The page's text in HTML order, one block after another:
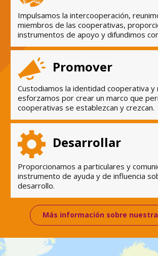
Impulsamos la intercooperación,
miembros de las cooperativas,
instrumentos de apoyo y difundimos
Promover
Custodiamos la identidad cooperativa y
esforzamos por crear un marco que
cooperativas se establezcan y crezcan.
Desarrollar
Proporcionamos a particulares y
instrumento de ayuda y de influencia
desarrollo.
Más información sobre